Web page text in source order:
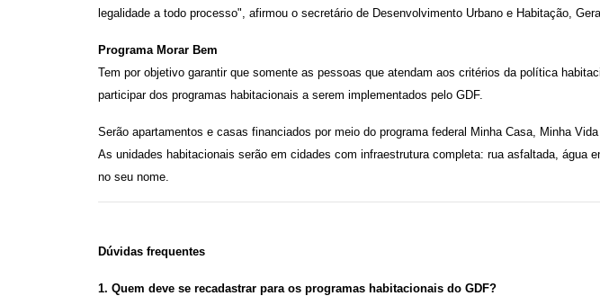
legalidade a todo processo", afirmou o secretário de Desenvolvimento Urbano e Habitação,
Programa Morar Bem
Tem por objetivo garantir que somente as pessoas que atendam aos critérios da política
participar dos programas habitacionais a serem implementados pelo GDF.
Serão apartamentos e casas financiados por meio do programa federal Minha Casa, Minha
As unidades habitacionais serão em cidades com infraestrutura completa: rua asfaltada, água
no seu nome.
Dúvidas frequentes
1. Quem deve se recadastrar para os programas habitacionais do GDF?